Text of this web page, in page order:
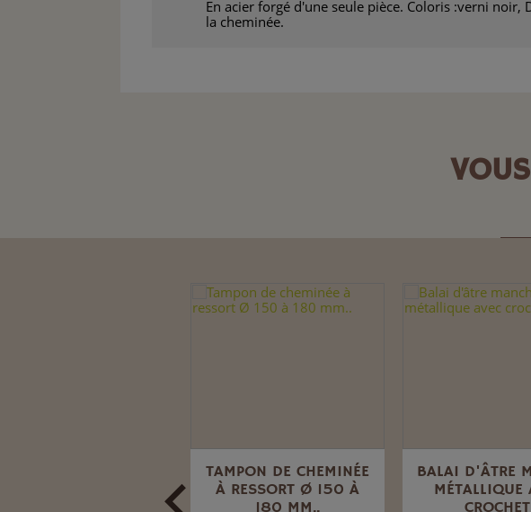
En acier forgé d'une seule pièce. Coloris :verni
la cheminée.
TAMPON DE CHEMINÉE
À RESSORT Ø 150 À
180 MM..
BALAI D'ÂTRE
MÉTALLIQUE